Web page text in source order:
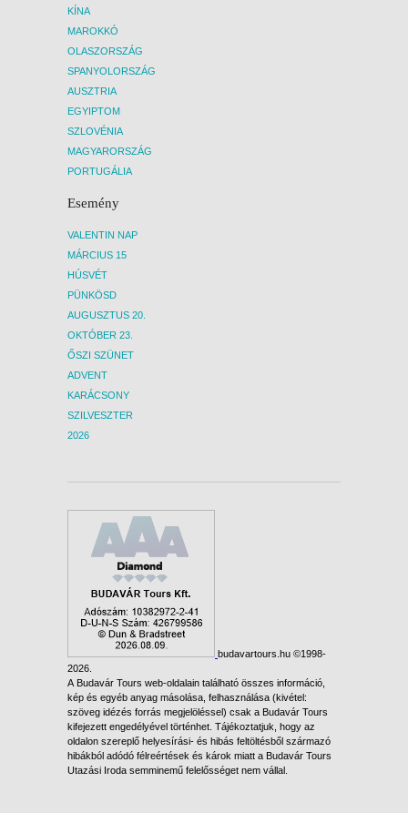
KÍNA
MAROKKÓ
OLASZORSZÁG
SPANYOLORSZÁG
AUSZTRIA
EGYIPTOM
SZLOVÉNIA
MAGYARORSZÁG
PORTUGÁLIA
Esemény
VALENTIN NAP
MÁRCIUS 15
HÚSVÉT
PÜNKÖSD
AUGUSZTUS 20.
OKTÓBER 23.
ŐSZI SZÜNET
ADVENT
KARÁCSONY
SZILVESZTER
2026
budavartours.hu ©1998-
2026.
A Budavár Tours web-oldalain található összes információ,
kép és egyéb anyag másolása, felhasználása (kivétel:
szöveg idézés forrás megjelöléssel) csak a Budavár Tours
kifejezett engedélyével történhet. Tájékoztatjuk, hogy az
oldalon szereplő helyesírási- és hibás feltöltésből származó
hibákból adódó félreértések és károk miatt a Budavár Tours
Utazási Iroda semminemű felelősséget nem vállal.